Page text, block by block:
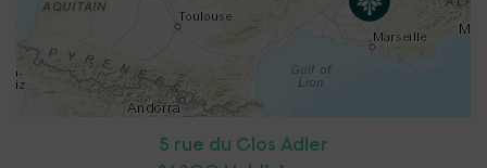
5 rue du Clos Adler